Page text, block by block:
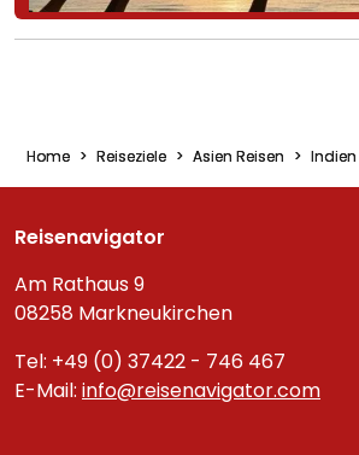
Home Reiseziele Asien Reisen Indien
Reisenavigator
Am Rathaus 9
08258 Markneukirchen
Tel: +49 (0) 37422 - 746 467
E-Mail: info@reisenavigator.com